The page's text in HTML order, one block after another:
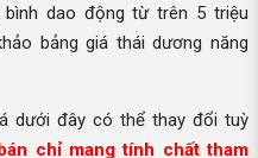
dao động từ trên 5 triệu
bảng giá thái dương năng
dưới đây có thể thay đổi tuỳ
chỉ mang tính chất tham